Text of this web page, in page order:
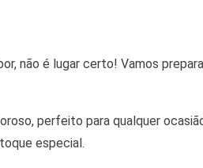
não é lugar certo! Vamos
perfeito para qualquer
especial.